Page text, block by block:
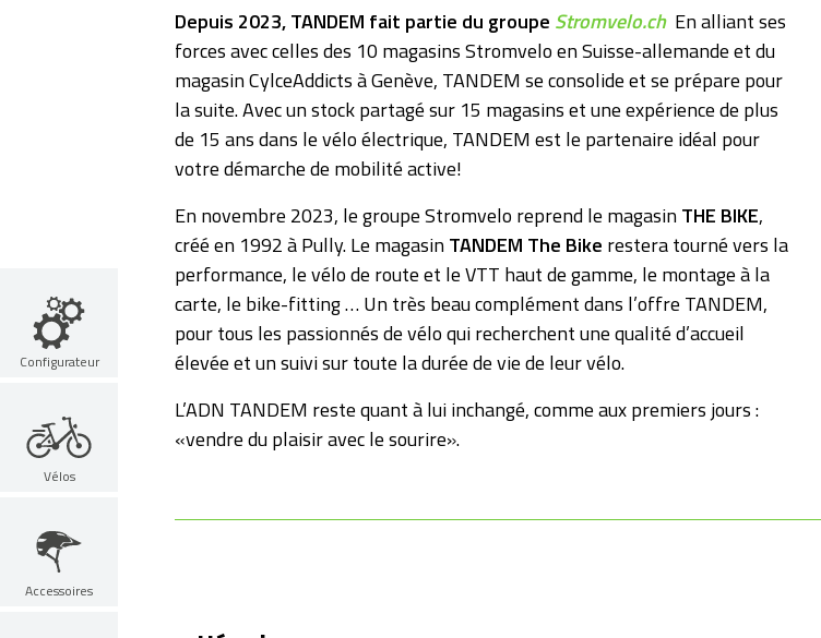
Configurateur
Vélos
Accessoires
Depuis 2023, TANDEM fait partie du groupe Stromvelo.chEn alliant ses
forces avec celles des 10 magasins Stromvelo en Suisse-allemande et du
magasin CylceAddicts à Genève, TANDEM se consolide et se prépare pour
la suite. Avec un stock partagé sur 15 magasins et une expérience de plus
de 15 ans dans le vélo électrique, TANDEM est le partenaire idéal pour
votre démarche de mobilité active!
En novembre 2023, le groupe Stromvelo reprend le magasinTHE BIKE,
créé en 1992 à Pully. Le magasinTANDEM The Bike restera tourné vers la
performance, le vélo de route et le VTT haut de gamme, le montage à la
carte, le bike-fitting … Un très beau complément dans l’offre TANDEM,
pour tous les passionnés de vélo qui recherchent une qualité d’accueil
élevée et un suivi sur toute la durée de vie de leur vélo.
L’ADN TANDEM reste quant à lui inchangé, comme aux premiers jours :
«vendre du plaisir avec le sourire».